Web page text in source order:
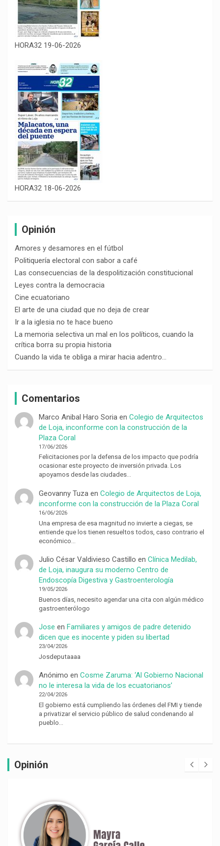
HORA32 19-06-2026
HORA32 18-06-2026
Opinión
Amores y desamores en el fútbol
Politiquería electoral con sabor a café
Las consecuencias de la despolitización constitucional
Leyes contra la democracia
Cine ecuatoriano
El arte de una ciudad que no deja de crear
Ir a la iglesia no te hace bueno
La memoria selectiva un mal en los políticos, cuando la
crítica borra su propia historia
Cuando la vida te obliga a mirar hacia adentro…
Comentarios
Marco Anibal Haro Soriaen Colegio de Arquitectos
de Loja, inconforme con la construcción de la
Plaza Coral
17/06/2026
Felicitaciones por la defensa de los impacto que podría
ocasionar este proyecto de inversión privada. Los
apoyamos desde las ciudades…
Geovanny Tuzaen Colegio de Arquitectos de Loja,
inconforme con la construcción de la Plaza Coral
16/06/2026
Una empresa de esa magnitud no invierte a ciegas, se
entiende que los tienen resueltos todos, caso contrario el
económico…
Julio César Valdivieso Castillo en Clínica Medilab,
de Loja, inaugura su moderno Centro de
Endoscopía Digestiva y Gastroenterología
19/05/2026
Buenos días, necesito agendar una cita con algún médico
gastroenterólogo
Jose en Familiares y amigos de padre detenido
dicen que es inocente y piden su libertad
23/04/2026
Josdeputaaaa
Anónimo en Cosme Zaruma: ‘Al Gobierno Nacional
no le interesa la vida de los ecuatorianos’
22/04/2026
El gobierno está cumpliendo las órdenes del FMI y tiende
a privatizar el servicio público de salud condenando al
pueblo…
Opinión